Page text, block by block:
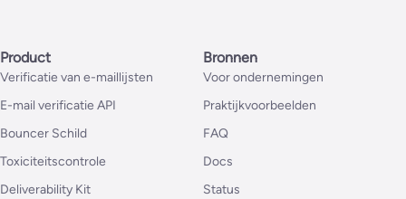
Product
Verificatie van e-maillijsten
E-mail verificatie API
Bouncer Schild
Toxiciteitscontrole
Deliverability Kit
Bronnen
Voor ondernemingen
Praktijkvoorbeelden
FAQ
Docs
Status